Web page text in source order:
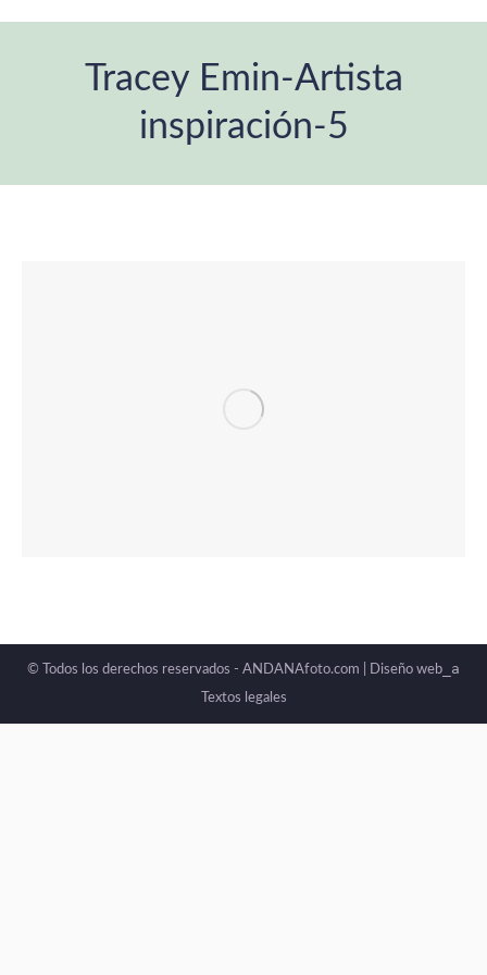
Tracey Emin-Artista
inspiración-5
© Todos los derechos reservados - ANDANAfoto.com | Diseño web _a
Textos legales